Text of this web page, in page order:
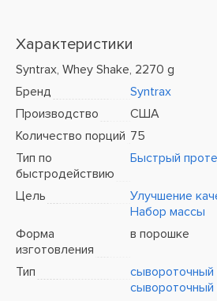
Характеристики
Syntrax, Whey Shake, 2270 g
Бренд
Syntrax
Производство
США
Количество порций 75
Тип по
быстродействию
Быстрый
Цель Улучшение
Набор массы
Форма
изготовления
в порошке
Тип сывороточный
сывороточный